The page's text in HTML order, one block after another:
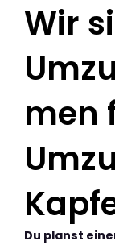
Wir
men
Du planst